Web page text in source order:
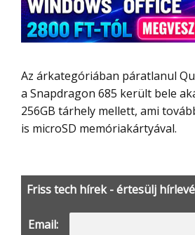
Az árkategóriában páratlanul Qualcomm chip,
a Snapdragon 685 került bele
256GB tárhely mellett, ami
is microSD memóriakártyával.
Friss tech hírek - értesülj
Email: